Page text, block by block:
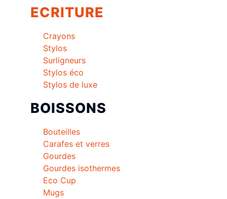
ECRITURE
Crayons
Stylos
Surligneurs
Stylos éco
Stylos de luxe
BOISSONS
Bouteilles
Carafes et verres
Gourdes
Gourdes isothermes
Eco Cup
Mugs